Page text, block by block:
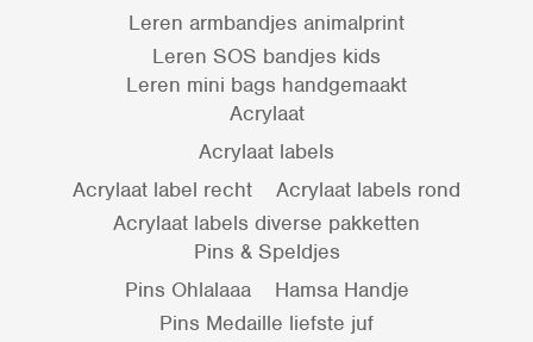
Leren armbandjes animalprint
Leren SOS bandjes kids
Leren mini bags handgemaakt
Acrylaat
Acrylaat labels
Acrylaat label recht
Acrylaat labels rond
Acrylaat labels diverse pakketten
Pins & Speldjes
Pins Ohlalaaa
Hamsa Handje
Pins Medaille liefste juf